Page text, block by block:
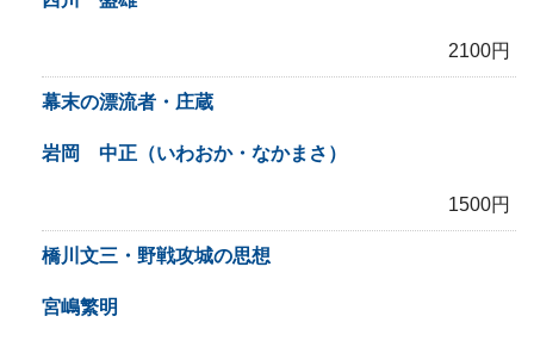
2100円
幕末の漂流者・庄蔵
岩岡 中正（いわおか・なかまさ）
1500円
橋川文三・野戦攻城の思想
宮嶋繁明